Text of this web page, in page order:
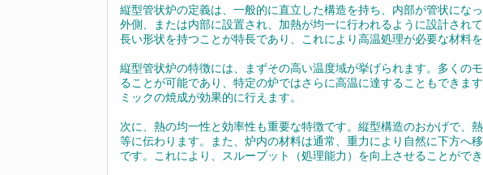
縦型管状炉の定義は、一般的に直立した構造を持ち、内部が管状にな
外側、または内部に設置され、加熱が均一に行われるように設計され
長い形状を持つことが特長であり、これにより高温処理が必要な材料
縦型管状炉の特徴には、まずその高い温度域が挙げられます。多く
ることが可能であり、特定の炉ではさらに高温に達することもできま
ミックの焼成が効果的に行えます。
次に、熱の均一性と効率性も重要な特徴です。縦型構造のおかげで、
等に伝わります。また、炉内の材料は通常、重力により自然に下方へ
です。これにより、スループット（処理能力）を向上させることができ